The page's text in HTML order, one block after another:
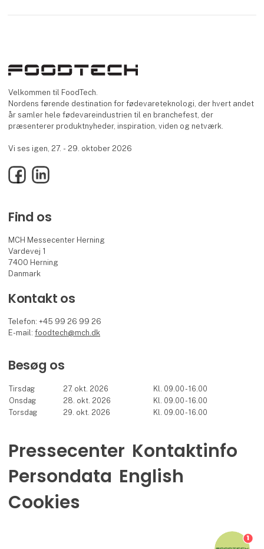
Velkommen til FoodTech.
Nordens førende destination for fødevareteknologi, der hvert andet
år samler hele fødevareindustrien til en branchefest, der
præsenterer produktnyheder, inspiration, viden og netværk.
Vi ses igen, 27. - 29. oktober 2026
FacebookLinkedIn
Find os
MCH Messecenter Herning
Vardevej 1
7400 Herning
Danmark
Kontakt os
Telefon: +45 99 26 99 26
E-mail:foodtech@mch.dk
Besøg os
Tirsdag 27. okt. 2026
Kl. 09.00 - 16.00
Onsdag
28. okt. 2026
Kl. 09.00 - 16.00
Torsdag
29. okt. 2026 Kl. 09.00 - 16.00
Pressecenter Kontaktinfo
Persondata English
Cookies
1